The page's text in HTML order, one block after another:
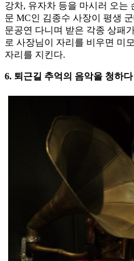
강차, 유자차 등을 마시러 오는
문 MC인 김종수 사장이 평생
문공연 다니며 받은 각종 상패
로 사장님이 자리를 비우면 미
자리를 지킨다.
6. 퇴근길 추억의 음악을 청하다